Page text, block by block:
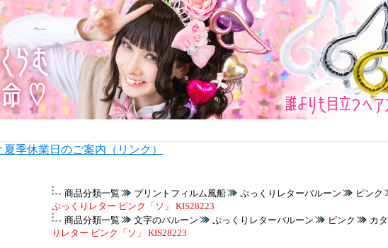
夏季休業日のご案内（リンク）
商品分類一覧 プリントフィルム風船 ぷっくりレターバルーン ピンク
ぷっくりレター ピンク「ソ」 KIS28223
商品分類一覧
文字のバルーン ぷっくりレターバルーン ピンク カ
りレター ピンク「ソ」 KIS28223